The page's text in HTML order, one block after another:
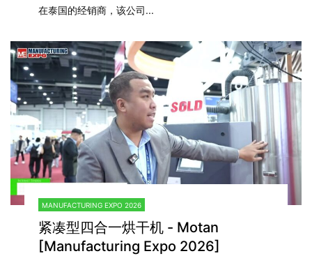
在泰国的经销商，该公司...
MANUFACTURING EXPO 2026
紧凑型四合一烘干机 - Motan
[Manufacturing Expo 2026]